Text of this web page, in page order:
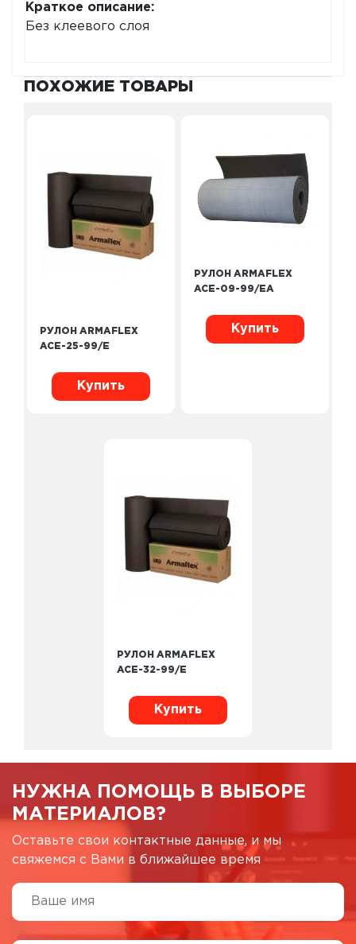
Краткое описание:
Без клеевого слоя
ПОХОЖИЕ ТОВАРЫ
РУЛОН ARMAFLEX
ACE-25-99/E
Купить
РУЛОН ARMAFLEX
ACE-09-99/EA
Купить
РУЛОН ARMAFLEX
ACE-32-99/E
Купить
НУЖНА ПОМОЩЬ В ВЫБОРЕ
МАТЕРИАЛОВ?
Оставьте свои контактные данные, и мы
свяжемся с Вами в ближайшее время